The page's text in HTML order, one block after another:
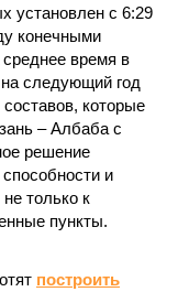
установлен с 6:29
конечными
время в
на следующий год
которые
– Албаба с
решение
и
только к
пункты.
построить